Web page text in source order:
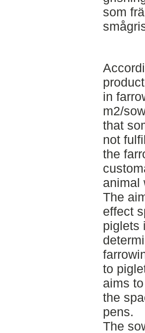
som
in
m2/
that
not
the
animal
The
effect
piglets
to
aims
the
pens.
The